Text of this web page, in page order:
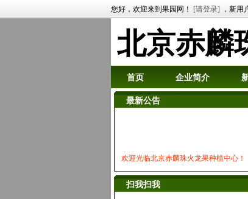
您好，欢迎来到果园网！ [请登录] ，新用
北京赤麟
首页 企业简介
最新公告
欢迎光临北京赤麟珠火龙果种植中心！
扫我扫我